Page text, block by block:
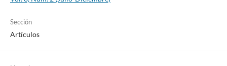
Sección
Artículos